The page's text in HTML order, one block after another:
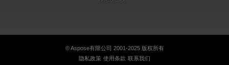
©Aspose有限公司 2001-2025 版权所有
隐私政策 使用条款 联系我们